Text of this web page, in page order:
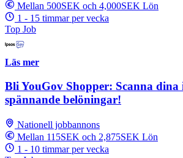
Mellan 500SEK och 4,000SEK Lön
1 - 15 timmar per vecka
Top Job
Läs mer
Bli YouGov Shopper: Scanna
spännande belöningar!
Nationell jobbannons
Mellan 115SEK och 2,875SEK Lön
1 - 10 timmar per vecka